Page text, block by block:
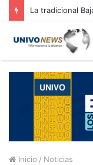
Inicio / Noticias